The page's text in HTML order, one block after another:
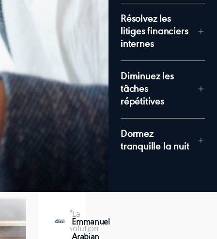
Résolvez les
litiges financiers
internes
Diminuez les
tâches
répétitives
Dormez
tranquille la nuit
“L’équipe
Datalog
Sylvie
Faure,
“La
solution
Emmanuel
Arabian
« La
flexibilité
Omar
Pazmiño